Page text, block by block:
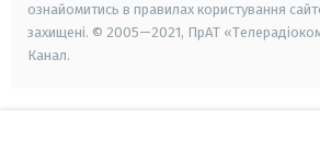
ознайомитись в правилах користування
захищені. © 2005—2021, ПрАТ
Канал.